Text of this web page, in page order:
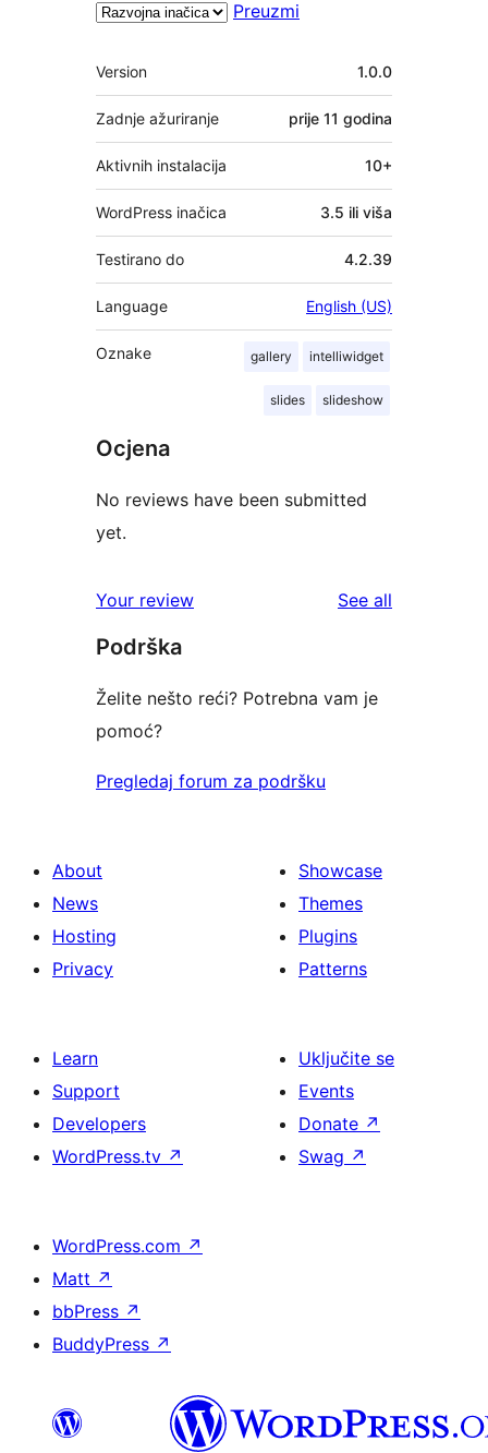
Preuzmi
Meta
Version 1.0.0
Zadnje ažuriranje prije 11 godina
Aktivnih instalacija 10+
WordPress inačica 3.5 ili viša
Testirano do 4.2.39
Language English (US)
Oznake gallery intelliwidget
slides slideshow
Ocjena
No reviews have been submitted
yet.
Your review See all
Podrška
Želite nešto reći? Potrebna vam je
pomoć?
Pregledaj forum za podršku
About
News
Hosting
Privacy
Showcase
Themes
Plugins
Patterns
Learn
Support
Developers
WordPress.tv ↗
Uključite se
Events
Donate ↗
Swag ↗
WordPress.com ↗
Matt ↗
bbPress ↗
BuddyPress ↗